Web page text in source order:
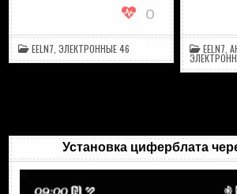
0
EELN7 ,ЭЛЕКТРОННЫЕ 46 EELN7 ,
Установка циферблата